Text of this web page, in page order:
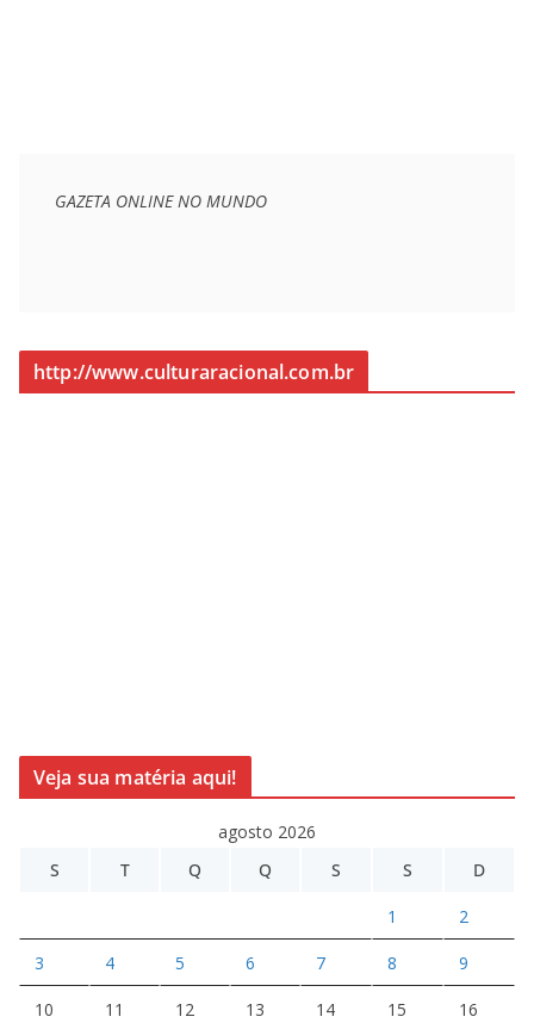
GAZETA ONLINE NO MUNDO
http://www.culturaracional.com.br
Veja sua matéria aqui!
agosto 2026
S
T Q Q S S D
1 2
3 4 5 6 7 8 9
10 11 12 13 14 15 16